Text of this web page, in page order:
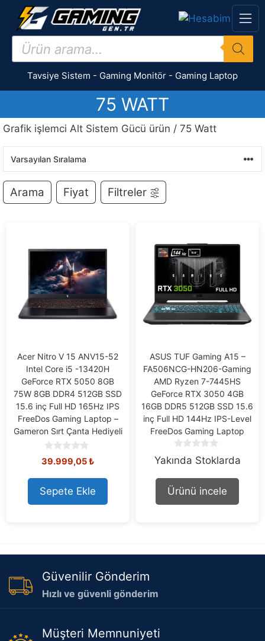
İçeriğe
Products
search
Tavsiye Sistem - Gaming Monitör - Gaming Laptop
75 WATT
Grafik işlemci Alt Sistem Gücü ürün / 75 Watt
Arama Fiyat Filtreler
Acer Nitro V 15 ANV15-52
Intel Core i5 -13420H
GeForce RTX 5050 8GB
75W 8GB DDR4 512GB SSD
15.6 inç Full HD 165Hz IPS
FreeDos Gaming Laptop –
Gameron Sırt Çanta Hediyeli
0
o
u
t
o
f
Orijinal
40.508,73 ₺.
39.999,05₺Şu
39.999,05 ₺.
Sepete Ekle
ASUS TUF Gaming A15 –
FA506NCG-HN206-Gaming
AMD Ryzen 7-7445HS
GeForce RTX 3050 4GB
16GB DDR5 512GB SSD 15.6
inç Full HD 144Hz IPS-Level
FreeDos Gaming Laptop
o
o
f
Yakında Stoklarda
Ürünü incele
Güvenilir Gönderim
Hızlı ve güvenli gönderim
Müşteri Memnuniyeti